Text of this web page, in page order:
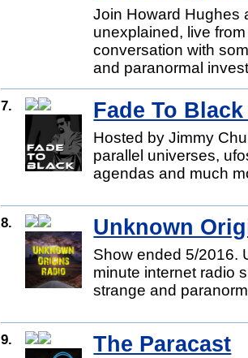
Join Howard Hughes
unexplained, live
conversation with
and paranormal
7. Fade To
Hosted by Jimmy
parallel universes,
agendas and much
8. Unknown
Show ended 5/2016.
minute internet radio
strange and
9. The Paracast